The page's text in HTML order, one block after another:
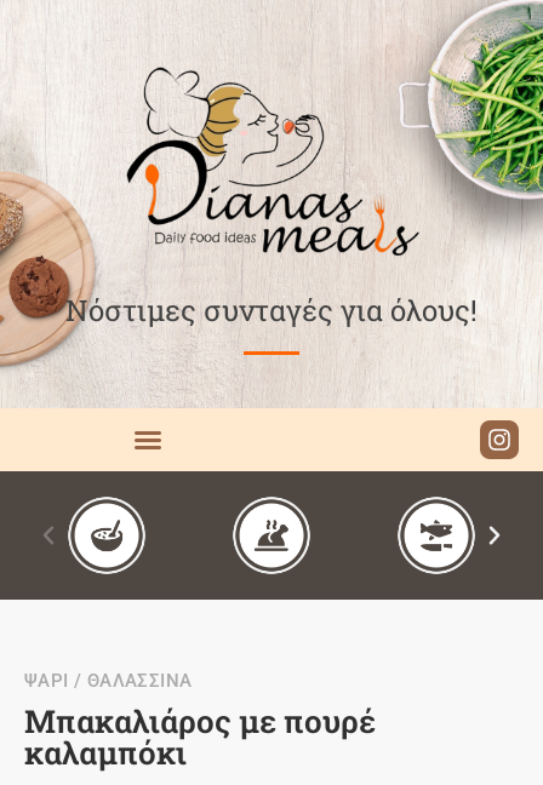
Νόστιμες συνταγές για όλους!
ΨΑΡΙ / ΘΑΛΑΣΣΙΝΑ
Μπακαλιάρος με πουρέ
καλαμπόκι